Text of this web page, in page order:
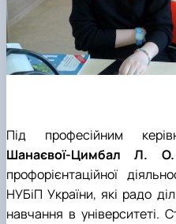
Під професійним
Шанаєвої-Цимбал
профорієнтаційної
НУБіП України, які радо
навчання в університеті.